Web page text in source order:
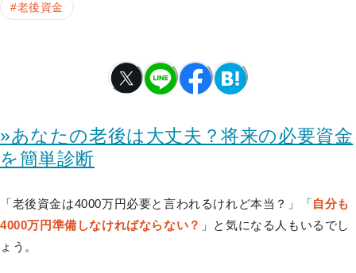
#老後資金
»あなたの老後は大丈夫？将来の必要資金
を簡単診断
「老後資金は4000万円必要と言われるけれど本当？」「自分も
4000万円準備しなければならない？ 」と気になる人もいるでし
ょう。